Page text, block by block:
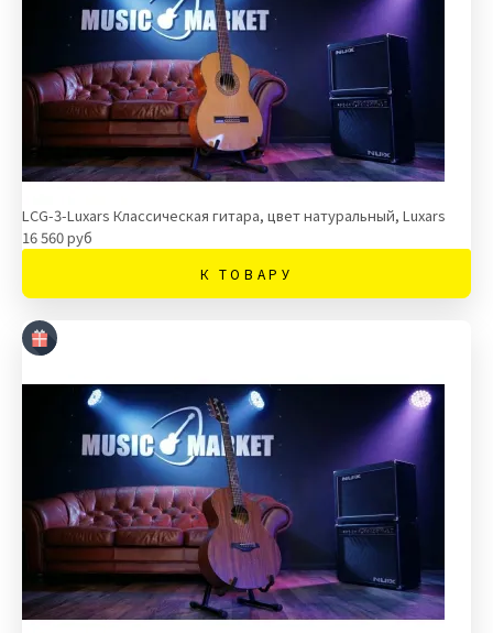
LCG-3-Luxars Классическая гитара, цвет натуральный, Luxars
16 560 руб
К ТОВАРУ